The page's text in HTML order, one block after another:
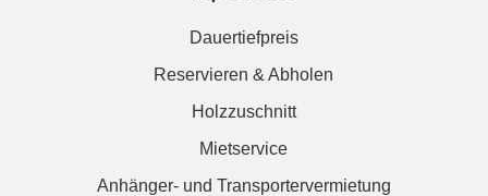
Dauertiefpreis
Reservieren & Abholen
Holzzuschnitt
Mietservice
Anhänger- und Transportervermietung